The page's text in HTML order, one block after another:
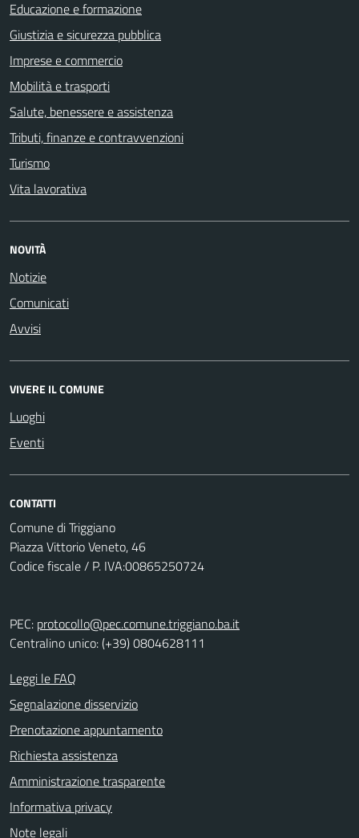
Educazione e formazione
Giustizia e sicurezza pubblica
Imprese e commercio
Mobilità e trasporti
Salute, benessere e assistenza
Tributi, finanze e contravvenzioni
Turismo
Vita lavorativa
NOVITÀ
Notizie
Comunicati
Avvisi
VIVERE IL COMUNE
Luoghi
Eventi
CONTATTI
Comune di Triggiano
Piazza Vittorio Veneto, 46
Codice fiscale / P. IVA:00865250724
PEC: protocollo@pec.comune.triggiano.ba.it
Centralino unico: (+39) 0804628111
Leggi le FAQ
Segnalazione disservizio
Prenotazione appuntamento
Richiesta assistenza
Amministrazione trasparente
Informativa privacy
Note legali